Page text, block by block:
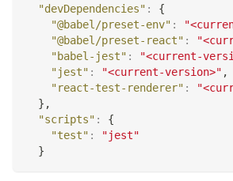
"devDependencies" :
{
"@babel/preset-env" :
"@babel/preset-react" :
"babel-jest" : "<current-
"jest" : "<current-version>" ,
"react-test-renderer" :
} ,
"scripts" :
{
"test" :
"jest"
}